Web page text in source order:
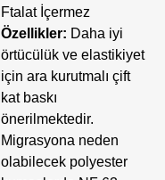
Ftalat İçermez
Özellikler: Daha iyi
örtücülük ve elastikiyet
için ara kurutmalı çift
kat baskı
önerilmektedir.
Migrasyona neden
olabilecek polyester